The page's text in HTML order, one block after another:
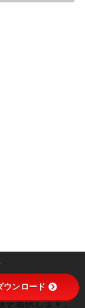
を選択します。
ウンロード